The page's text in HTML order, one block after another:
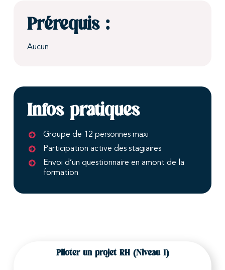
Prérequis :
Aucun
Infos pratiques
Groupe de 12 personnes maxi
Participation active des stagiaires
Envoi d’un questionnaire en amont de la
formation
Piloter un projet RH (Niveau 1)